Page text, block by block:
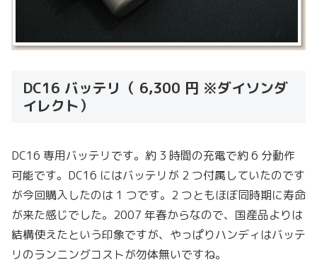
DC16 バッテリ（ 6,300 円 ※ダイソンダ
イレクト）
DC16 専用バッテリです。約 3 時間の充電で約 6 分動作
可能です。DC16 にはバッテリが 2 つ付属していたのです
が今回購入したのは 1 つです。2 つともほぼ同時期に寿命
が来た感じでした。2007 年春からなので、国産品よりは
結構使えたという印象ですが、やっぱりハンディはバッテ
リのランニングコストが勿体無いですね。